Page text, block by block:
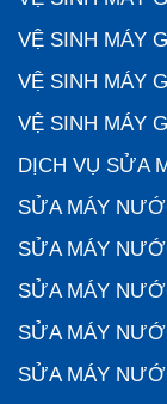
VỆ SINH MÁY
VỆ SINH MÁY
VỆ SINH MÁY
DỊCH VỤ SỬA
SỬA MÁY
SỬA MÁY
SỬA MÁY
SỬA MÁY
SỬA MÁY